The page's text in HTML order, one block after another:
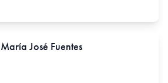
María José Fuentes